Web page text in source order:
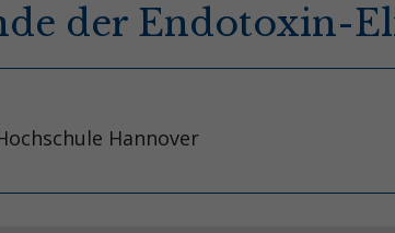
der Endotoxin-
Hannover